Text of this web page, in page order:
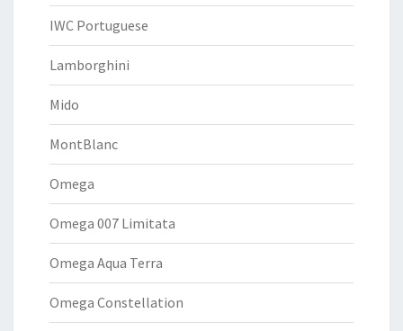
IWC Portuguese
Lamborghini
Mido
MontBlanc
Omega
Omega 007 Limitata
Omega Aqua Terra
Omega Constellation